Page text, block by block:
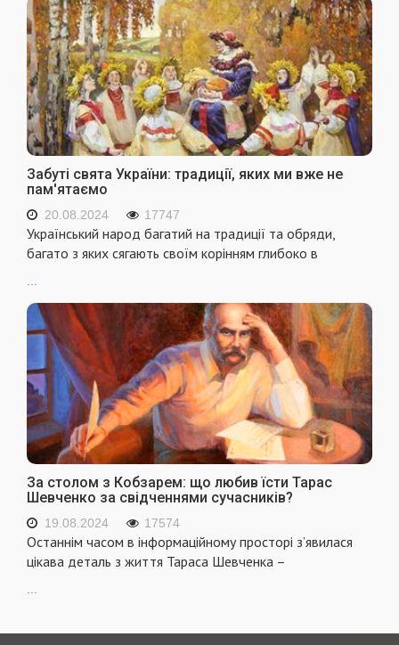
Забуті свята України: традиції, яких ми вже не
пам'ятаємо
20.08.2024 17747
Український народ багатий на традиції та обряди,
багато з яких сягають своїм корінням глибоко в
...
За столом з Кобзарем: що любив їсти Тарас
Шевченко за свідченнями сучасників?
19.08.2024 17574
Останнім часом в інформаційному просторі з’явилася
цікава деталь з життя Тараса Шевченка –